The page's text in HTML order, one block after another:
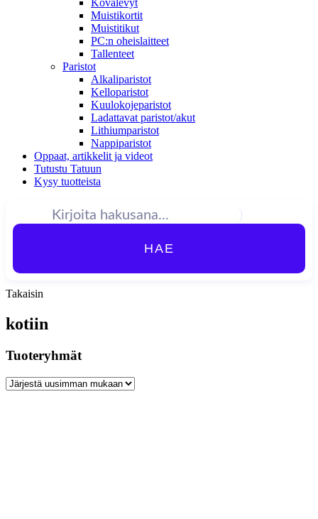
Kovalevyt
Muistikortit
Muistitikut
PC:n oheislaitteet
Tallenteet
Paristot
Alkaliparistot
Kelloparistot
Kuulokojeparistot
Ladattavat paristot/akut
Lithiumparistot
Nappiparistot
Oppaat, artikkelit ja videot
Tutustu Tatuun
Kysy tuotteista
HAE
Takaisin
kotiin
Tuoteryhmät